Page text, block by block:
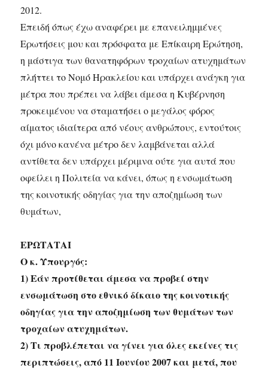
2012.
Επειδή όπως έχω αναφέρει με επανειλημμένες
Ερωτήσεις μου και πρόσφατα με Επίκαιρη Ερώτηση,
η μάστιγα των θανατηφόρων τροχαίων ατυχημάτων
πλήττει το Νομό Ηρακλείου και υπάρχει ανάγκη για
μέτρα που πρέπει να λάβει άμεσα η Κυβέρνηση
προκειμένου να σταματήσει ο μεγάλος φόρος
αίματος ιδιαίτερα από νέους ανθρώπους, εντούτοις
όχι μόνο κανένα μέτρο δεν λαμβάνεται αλλά
αντίθετα δεν υπάρχει μέριμνα ούτε για αυτά που
οφείλει η Πολιτεία να κάνει, όπως η ενσωμάτωση
της κοινοτικής οδηγίας για την αποζημίωση των
θυμάτων,
ΕΡΩΤΑΤΑΙ
Ο κ. Υπουργός:
1) Εάν προτίθεται άμεσα να προβεί στην
ενσωμάτωση στο εθνικό δίκαιο της κοινοτικής
οδηγίας για την αποζημίωση των θυμάτων των
τροχαίων ατυχημάτων.
2) Τι προβλέπεται να γίνει για όλες εκείνες τις
περιπτώσεις, από 11 Ιουνίου 2007 και μετά, που